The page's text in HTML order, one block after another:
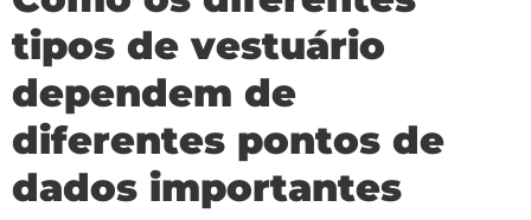
tipos de vestuário
dependem de
diferentes pontos de
dados importantes